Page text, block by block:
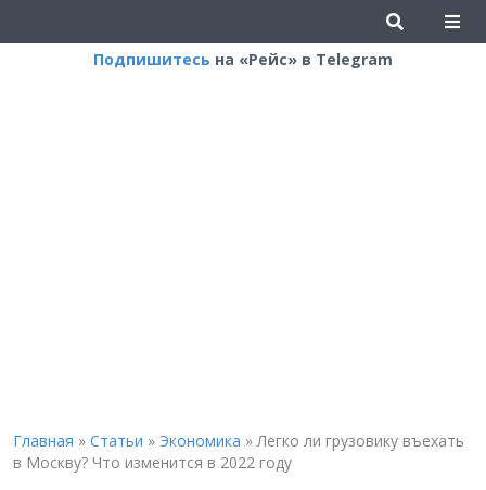
Подпишитесь на «Рейс» в Telegram
Главная » Статьи » Экономика »Легко ли грузовику въехать
в Москву? Что изменится в 2022 году